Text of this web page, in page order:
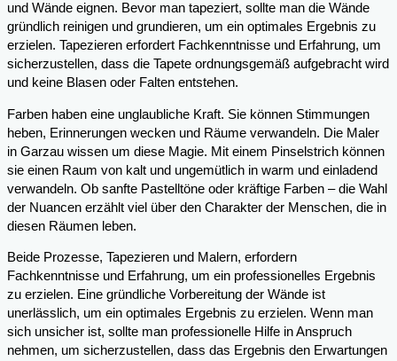
und Wände eignen. Bevor man tapeziert, sollte man die Wände
gründlich reinigen und grundieren, um ein optimales Ergebnis zu
erzielen. Tapezieren erfordert Fachkenntnisse und Erfahrung, um
sicherzustellen, dass die Tapete ordnungsgemäß aufgebracht wird
und keine Blasen oder Falten entstehen.
Farben haben eine unglaubliche Kraft. Sie können Stimmungen
heben, Erinnerungen wecken und Räume verwandeln. Die Maler
in Garzau wissen um diese Magie. Mit einem Pinselstrich können
sie einen Raum von kalt und ungemütlich in warm und einladend
verwandeln. Ob sanfte Pastelltöne oder kräftige Farben – die Wahl
der Nuancen erzählt viel über den Charakter der Menschen, die in
diesen Räumen leben.
Beide Prozesse, Tapezieren und Malern, erfordern
Fachkenntnisse und Erfahrung, um ein professionelles Ergebnis
zu erzielen. Eine gründliche Vorbereitung der Wände ist
unerlässlich, um ein optimales Ergebnis zu erzielen. Wenn man
sich unsicher ist, sollte man professionelle Hilfe in Anspruch
nehmen, um sicherzustellen, dass das Ergebnis den Erwartungen